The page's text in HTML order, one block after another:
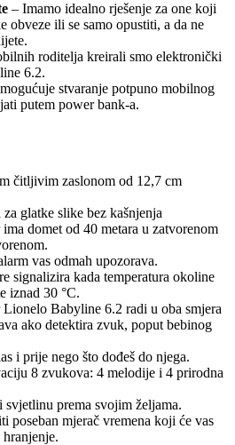
– Imamo idealno rješenje za one koji
obveze ili se samo opustiti, a da ne
roditelja kreirali smo elektronički
6.2.
stvaranje potpuno mobilnog
putem power bank-a.
čitljivim zaslonom od 12,7 cm
glatke slike bez kašnjenja
domet od 40 metara u zatvorenom
vas odmah upozorava.
signalizira kada temperatura okoline
iznad 30 °C.
Babyline 6.2 radi u oba smjera
ako detektira zvuk, poput bebinog
i prije nego što dođeš do njega.
8 zvukova: 4 melodije i 4 prirodna
svjetlinu prema svojim željama.
poseban mjerač vremena koji će vas